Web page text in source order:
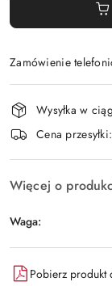
Zamówienie
Dostępność
i
dostawa
Wysyłka w
Cena przesyłki:
Więcej o
Waga:
Pobierz produkt